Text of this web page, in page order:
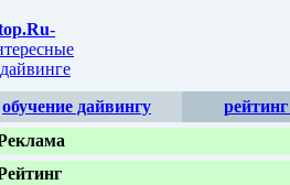
-
обучение дайвингу